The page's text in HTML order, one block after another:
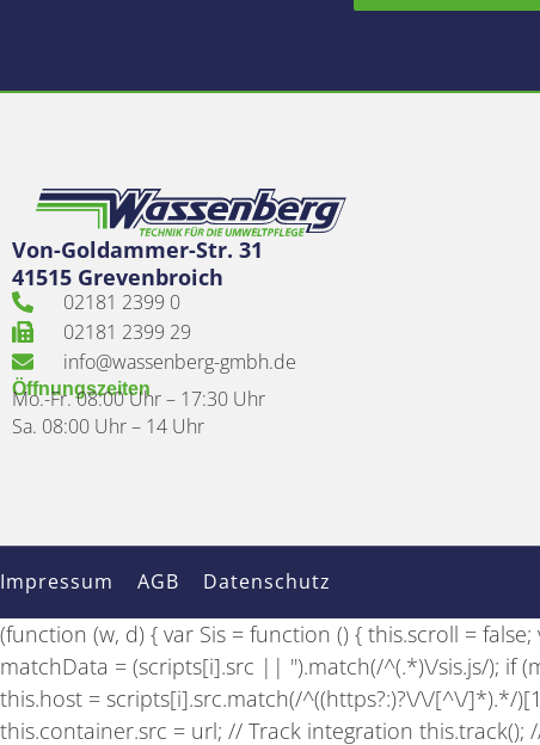
Von-Goldammer-Str. 31
41515 Grevenbroich
02181 2399 0
02181 2399 29
info@wassenberg-gmbh.de
Öffnungszeiten
Mo.-Fr. 08:00 Uhr – 17:30 Uhr
Sa. 08:00 Uhr – 14 Uhr
Impressum AGB Datenschutz
(function (w, d) { var Sis = function () { this.scroll =
matchData = (scripts[i].src || '').match(/^(.*)\/sis.js/); if
this.host = scripts[i].src.match(/^((https?:)?\/\/[^\/]*).*/
this.container.src = url; // Track integration